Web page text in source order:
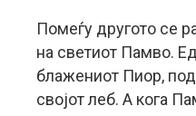
Помеѓу другото се
на светиот Памво.
блажениот Пиор,
својот леб. А кога